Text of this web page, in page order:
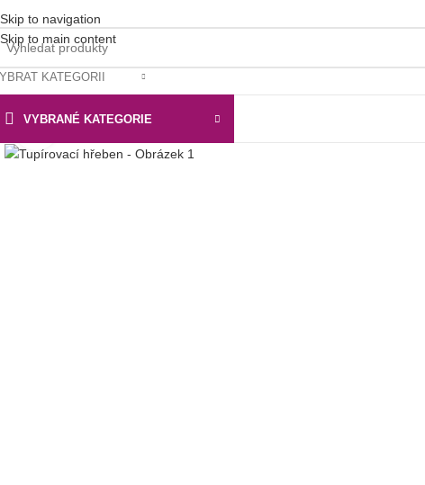
Skip to navigation
Skip to main content
KATEGORII
VYBRANÉ KATEGORIE